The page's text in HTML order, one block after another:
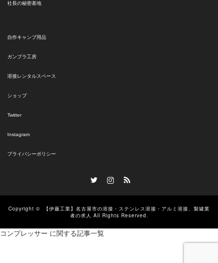
社長の秘密基地
自作キャンプ用品
ガンプラ工房
溶接レンタルスペース
ショップ
Twitter
Instagram
プライバシーポリシー
Copyright ©
【伊藤工業】名古屋市の溶接・ステンレス溶接・アルミ溶接、製罐業
者の求人 All Rights Reserved.
コンプレッサー に関する記事一覧